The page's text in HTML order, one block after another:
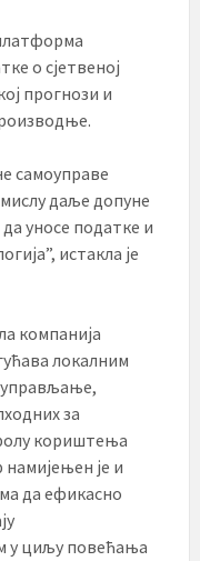
о сјетвеној
прогнози и
самоуправе
даље допуне
уносе податке и
истакла је
компанија
локалним
за
кориштења
је и
да ефикасно
у циљу повећања